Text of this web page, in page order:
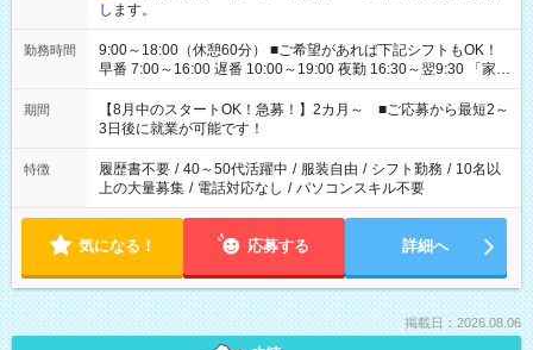
します。
勤務時間
9:00～18:00（休憩60分） ■ご希望があれば下記シフトもOK！
早番 7:00～16:00 遅番 10:00～19:00 夜勤 16:30～翌9:30 「家族
と休みを合わせたい」 「余裕を持って夕飯の準備がしたい」
「できれば残業はしたくない」 など、ご希望を教えてください
ね。 ※Wワーク希望の方へ 今ご覧のお仕事で希望する勤務時間
と、もう1つのお仕事の勤務時間。 合計で週40時間を超える場
合は応募できません。
期間
【8月中のスタートOK！急募！】2カ月～ ■ご応募から最短2～
3日後に就業が可能です！
特徴 履歴書不要 / 40～50代活躍中 / 服装自由 / シフト勤務 / 10名以
上の大量募集 / 電話対応なし / パソコンスキル不要
気になる！ 応募する 詳細へ
掲載日：2026.08.06